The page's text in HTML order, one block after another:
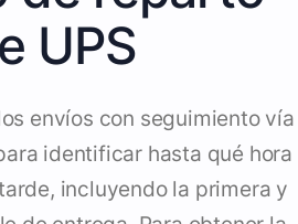
UPS
envíos con seguimiento vía
identificar hasta qué hora
incluyendo la primera y